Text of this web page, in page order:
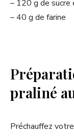
– 120 g de sucre
– 40 g de farine
praliné
Préchauffez